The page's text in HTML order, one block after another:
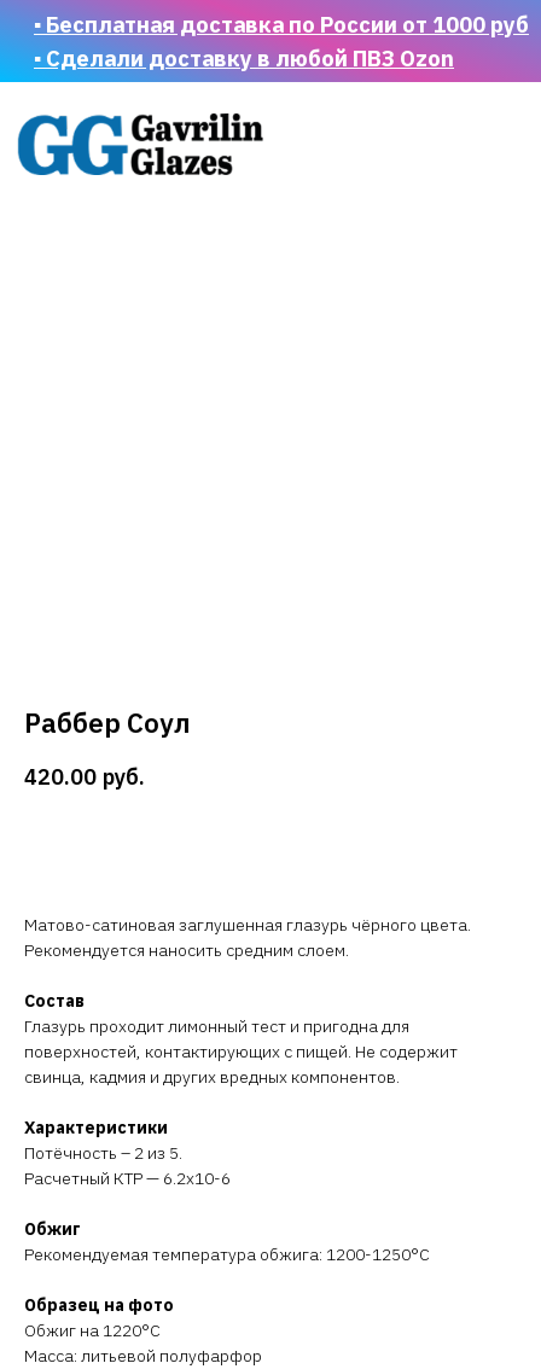
▪ Бесплатная доставка по России от 1000 руб
▪ Сделали доставку в любой ПВЗ Ozon
Раббер Соул
420.00 руб.
Матово-сатиновая заглушенная глазурь чёрного цвета.
Рекомендуется наносить средним слоем.
Состав
Глазурь проходит лимонный тест и пригодна для
поверхностей, контактирующих с пищей. Не содержит
свинца, кадмия и других вредных компонентов.
Характеристики
Потёчность – 2 из 5.
Расчетный КТР — 6.2х10-6
Обжиг
Рекомендуемая температура обжига: 1200-1250°C
Образец на фото
Обжиг на 1220°C
Масса: литьевой полуфарфор